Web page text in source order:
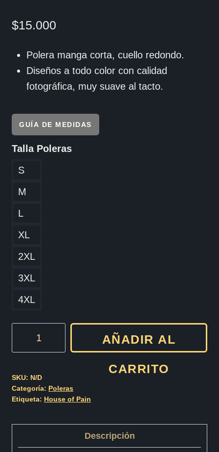
$15.000
Polera manga corta, cuello redondo.
Diseños a todo color con calidad
fotográfica, muy suave al tacto.
GUÍA DE MEDIDAS
Talla Poleras
S
M
L
XL
2XL
3XL
4XL
Cod003
cantidad
AÑADIR AL
CARRITO
SKU: N/D
Categoría: Poleras
Etiqueta: House of Pain
Descripción